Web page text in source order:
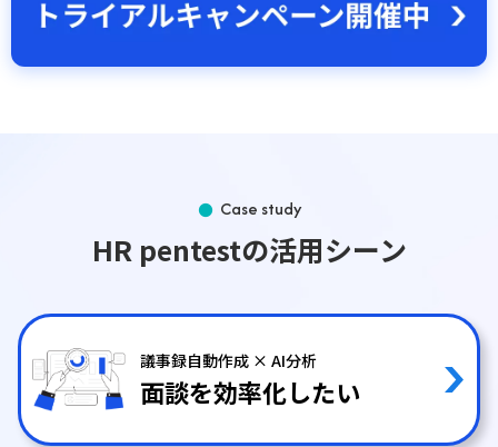
Case study
HR pentestの活用シーン
議事録自動作成 × AI分析
面談を効率化したい